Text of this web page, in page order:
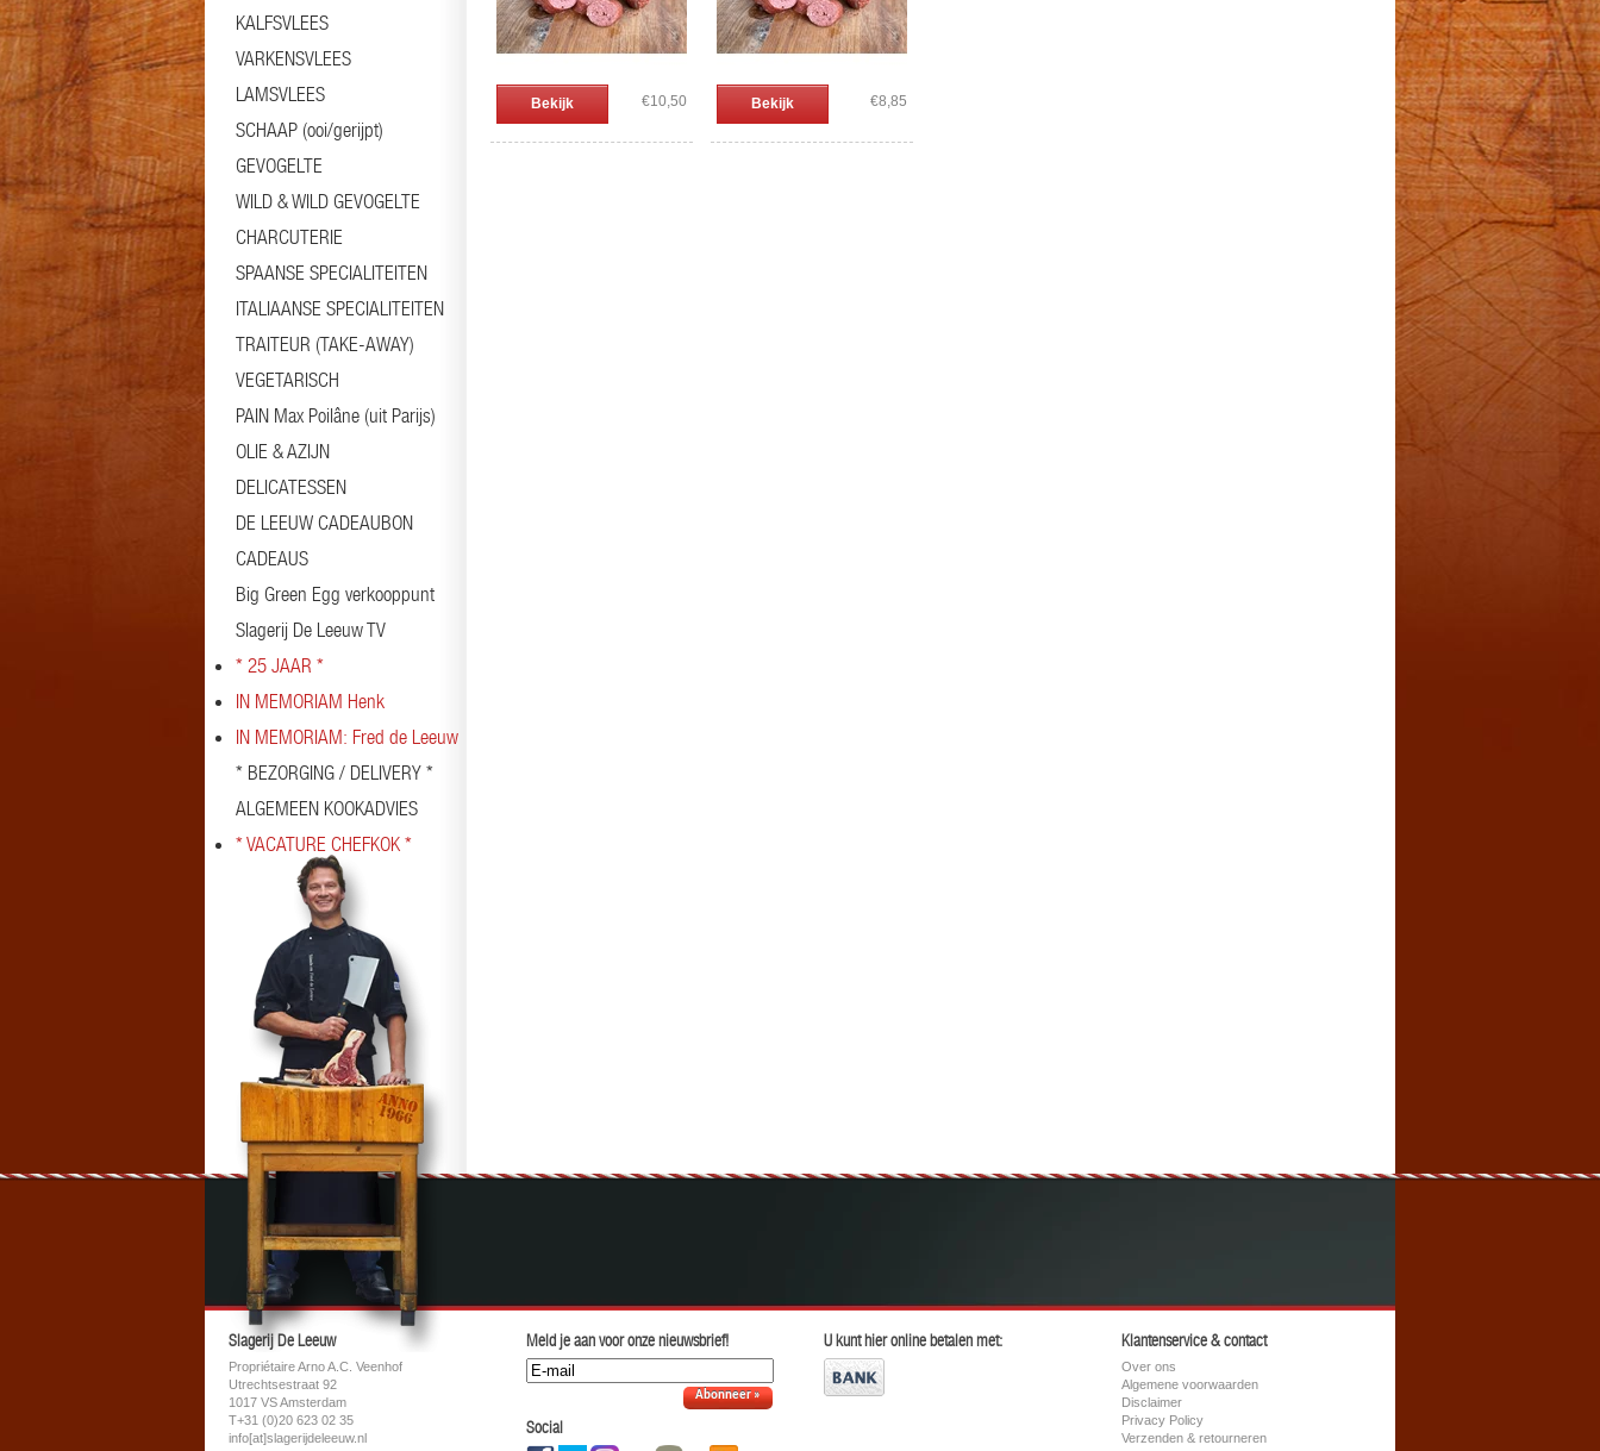
KALFSVLEES
VARKENSVLEES
LAMSVLEES
SCHAAP (ooi/gerijpt)
GEVOGELTE
WILD & WILD GEVOGELTE
CHARCUTERIE
SPAANSE SPECIALITEITEN
ITALIAANSE SPECIALITEITEN
TRAITEUR (TAKE-AWAY)
VEGETARISCH
PAIN Max Poilâne (uit Parijs)
OLIE & AZIJN
DELICATESSEN
DE LEEUW CADEAUBON
CADEAUS
Big Green Egg verkooppunt
Slagerij De Leeuw TV
* 25 JAAR *
IN MEMORIAM Henk
IN MEMORIAM: Fred de Leeuw
* BEZORGING / DELIVERY *
ALGEMEEN KOOKADVIES
* VACATURE CHEFKOK *
Bekijk €10,50 Bekijk €8,85
Slagerij De Leeuw
Propriétaire Arno A.C. Veenhof
Utrechtsestraat 92
1017 VS Amsterdam
T+31 (0)20 623 02 35
info[at]slagerijdeleeuw.nl
Meld je aan voor onze nieuwsbrief!
Abonneer »
Social
U kunt hier online betalen met: Klantenservice & contact
Over ons
Algemene voorwaarden
Disclaimer
Privacy Policy
Verzenden & retourneren